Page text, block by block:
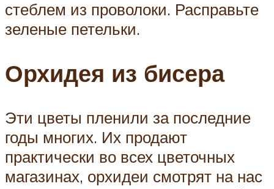
стеблем из проволоки. Расправьте
зеленые петельки.
Орхидея из бисера
Эти цветы пленили за последние
годы многих. Их продают
практически во всех цветочных
магазинах, орхидеи смотрят на нас